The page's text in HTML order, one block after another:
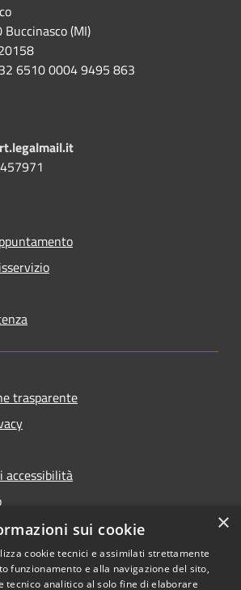
(MI)
6510 0004 9495 863
trasparente
accessibilità
Copyright © 2026 • Comune di
×
sui cookie
cookie tecnici e assimilati strettamente
funzionamento e alla navigazione del sito,
tecnico analitico al solo fine di elaborare